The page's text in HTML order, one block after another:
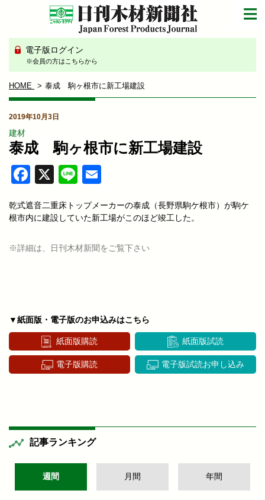
電子版ログイン
※会員の方はこちらから
HOME 泰成 駒ヶ根市に新工場建設
2019年10月3日
建材
泰成 駒ヶ根市に新工場建設
Facebook
X Line
乾式遮音二重床トップメーカーの泰成（長野県駒ケ根市）が駒ケ
根市内に建設していた新工場がこのほど竣工した。
※詳細は、日刊木材新聞をご覧下さい
▼紙面版・電子版のお申込みはこちら
紙面版購読 紙面版試読
電子版購読 電子版試読お申し込み
記事ランキング
週間 月間 年間